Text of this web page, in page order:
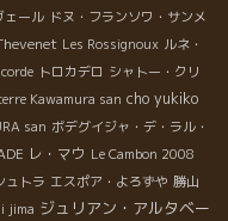
ェール ドヌ・フランソワ・サンメ
Les Rossignoux ルネ・
トロカデロ シャトー・クリ
Kawamura san cho yukiko
san ボデグイジャ・デ・ラル・
レ・マウ Le Cambon 2008
ュトラ エスポア・よろずや 勝山
jima ジュリアン・アルタベー